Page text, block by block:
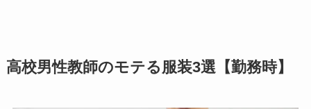
高校男性教師のモテる服装3選【勤務時】